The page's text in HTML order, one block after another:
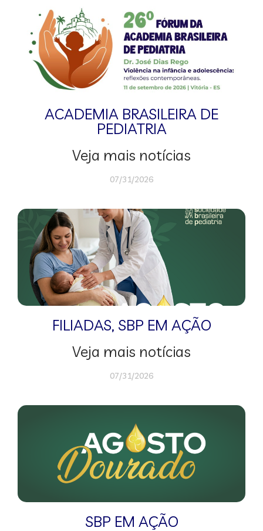
ACADEMIA BRASILEIRA DE
PEDIATRIA
Veja mais notícias
07/31/2026
FILIADAS, SBP EM AÇÃO
Veja mais notícias
07/31/2026
SBP EM AÇÃO